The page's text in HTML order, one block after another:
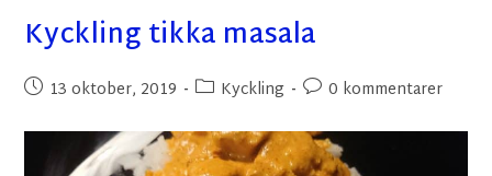
Kyckling tikka masala
13 oktober, 2019 Kyckling 0 kommentarer